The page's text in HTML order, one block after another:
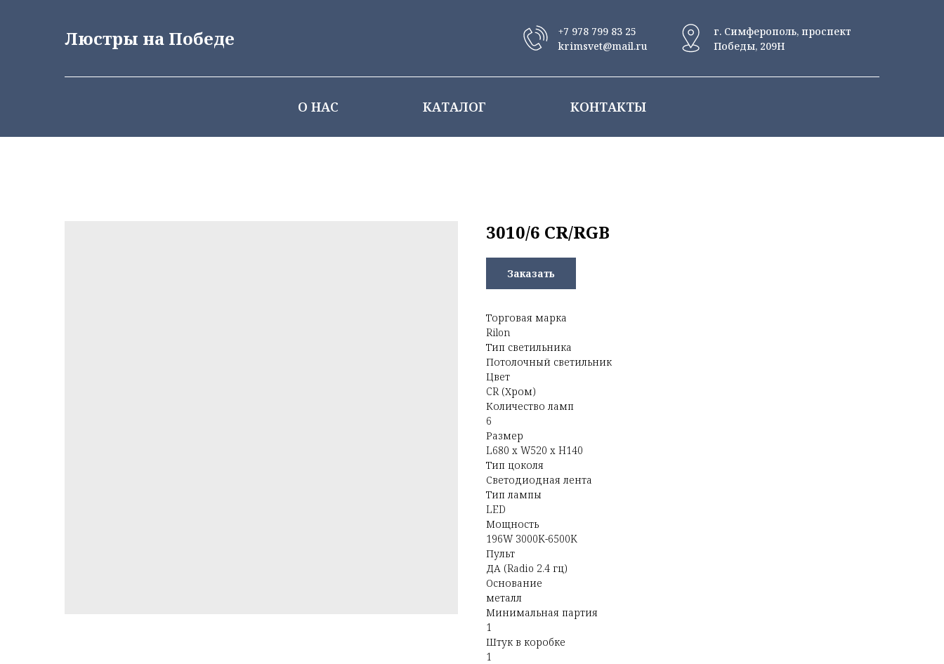
Люстры на Победе
+7 978 799 83 25
krimsvet@mail.ru
г. Симферополь, проспект
Победы, 209Н
О НАС КАТАЛОГ КОНТАКТЫ
3010/6 CR/RGB
Заказать
Торговая марка
Rilon
Тип светильника
Потолочный светильник
Цвет
CR (Хром)
Количество ламп
6
Размер
L680 x W520 x H140
Тип цоколя
Светодиодная лента
Тип лампы
LED
Мощность
196W 3000K-6500K
Пульт
ДА (Radio 2.4 гц)
Основание
металл
Минимальная партия
1
Штук в коробке
1